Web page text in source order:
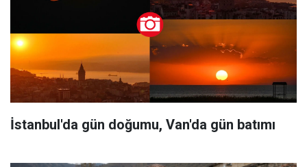
İstanbul'da gün doğumu, Van'da gün batımı